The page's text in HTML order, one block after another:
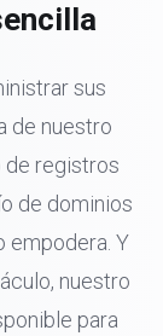
sus
de nuestro
de registros
de dominios
empodera. Y
nuestro
para